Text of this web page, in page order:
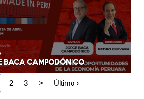
BACA CAMPODÓNICO
2 3 > Último ›